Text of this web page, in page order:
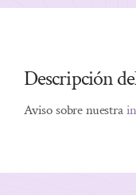
Descripción
Aviso sobre nuestra